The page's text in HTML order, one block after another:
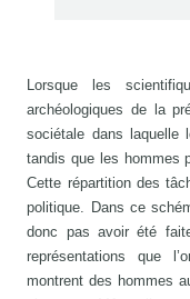
Lorsque les
archéologiques de la
sociétale dans laquelle
tandis que les hommes
Cette répartition des
politique. Dans ce
donc pas avoir été
représentations que
montrent des hommes